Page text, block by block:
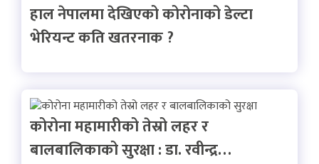
हाल नेपालमा देखिएको कोरोनाको डेल्टा
भेरियन्ट कति खतरनाक ?
कोरोना महामारीको तेस्रो लहर र
बालबालिकाको सुरक्षा : डा. रवीन्द्र…